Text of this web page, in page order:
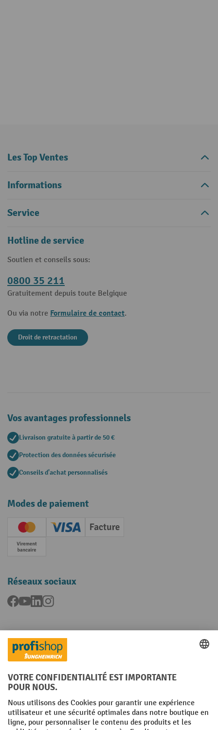
Les Top Ventes
Informations
Service
Hotline de service
Soutien et conseils sous:
0800 35 211
Gratuitement depuis toute Belgique
Ou via notre Formulaire de contact.
Droit de retractation
Vos avantages professionnels
Livraison gratuite à partir de 50 €
Protection des données sécurisée
Conseils d'achat personnalisés
Modes de paiement
Creditcard (Master)Creditcard (Visa)
Facture
Paiement anticipé
Réseaux sociaux
Facebook
YouTubeLinkedInInstagram
Langues
FR NL
Conditions générales Mentions légales
Protection des Données Politique de cookies